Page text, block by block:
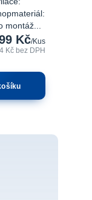
Kč/Kus
Kčbez DPH